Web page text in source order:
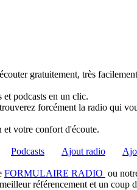
gratuitement, très
podcasts en un clic.
forcément la radio qui
et votre confort d'écoute.
Podcasts Ajout radio
FORMULAIRE RADIO ou
référencement et un coup